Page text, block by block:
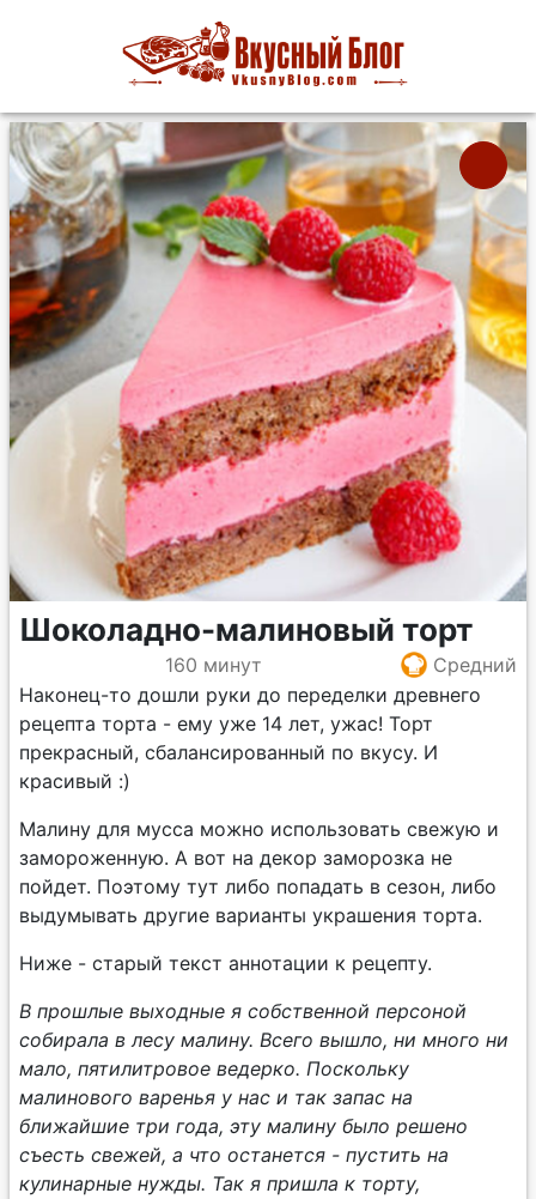
Шоколадно-малиновый торт
160 минут
Средний
Наконец-то дошли руки до переделки древнего
рецепта торта - ему уже 14 лет, ужас! Торт
прекрасный, сбалансированный по вкусу. И
красивый :)
Малину для мусса можно использовать свежую и
замороженную. А вот на декор заморозка не
пойдет. Поэтому тут либо попадать в сезон, либо
выдумывать другие варианты украшения торта.
Ниже - старый текст аннотации к рецепту.
В прошлые выходные я собственной персоной
собирала в лесу малину. Всего вышло, ни много ни
мало, пятилитровое ведерко. Поскольку
малинового варенья у нас и так запас на
ближайшие три года, эту малину было решено
съесть свежей, а что останется - пустить на
кулинарные нужды. Так я пришла к торту,